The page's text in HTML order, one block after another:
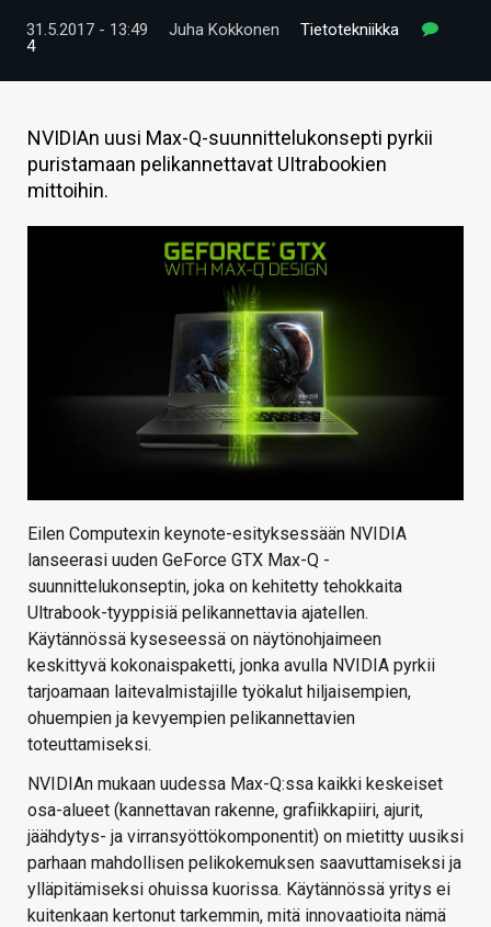
VIDEOT
HINTA.FI
KAUPPA
31.5.2017 - 13:49 Juha Kokkonen
Tietotekniikka
4
NVIDIAn uusi Max-Q-suunnittelukonsepti pyrkii
puristamaan pelikannettavat UItrabookien
mittoihin.
Eilen Computexin keynote-esityksessään NVIDIA
lanseerasi uuden GeForce GTX Max-Q -
suunnittelukonseptin, joka on kehitetty tehokkaita
Ultrabook-tyyppisiä pelikannettavia ajatellen.
Käytännössä kyseseessä on näytönohjaimeen
keskittyvä kokonaispaketti, jonka avulla NVIDIA pyrkii
tarjoamaan laitevalmistajille työkalut hiljaisempien,
ohuempien ja kevyempien pelikannettavien
toteuttamiseksi.
NVIDIAn mukaan uudessa Max-Q:ssa kaikki keskeiset
osa-alueet (kannettavan rakenne, grafiikkapiiri, ajurit,
jäähdytys- ja virransyöttökomponentit) on mietitty uusiksi
parhaan mahdollisen pelikokemuksen saavuttamiseksi ja
ylläpitämiseksi ohuissa kuorissa. Käytännössä yritys ei
kuitenkaan kertonut tarkemmin, mitä innovaatioita nämä